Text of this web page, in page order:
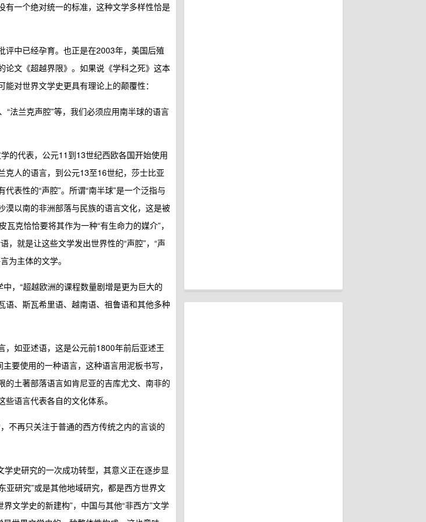
有一个绝对统一的标准，这种文学多样性恰是
评中已经孕育。也正是在2003年，美国后殖
论文《超越界限》。如果说《学科之死》这本
对世界文学史更具有理论上的颠覆性：
“法兰克声腔”等，我们必须应用南半球的语言
的代表，公元11到13世纪西欧各国开始使用
克人的语言，到公元13至16世纪，莎士比亚
表性的“声腔”。所谓“南半球”是一个泛指与
漠以南的非洲部落与民族的语言文化，这是被
克恰恰要将其作为一种“有生命力的媒介”，
，就是让这些文学发出世界性的“声腔”，“声
为主体的文学。
，“超越欧洲的课程数量剧增是更为巨大的
语、斯瓦希里语、越南语、祖鲁语和其他多种
，如亚述语，这是公元前1800年前后亚述王
要使用的一种语言，这种语言用泥板书写，
土著部落语言如肯尼亚的吉库尤文、南非的
语言代表各自的文化体系。
不再只关注于普通的西方传统之内的言谈的
史研究的一次成功转型，其意义正在逐步显
亚研究”或是其他地域研究，都是西方世界文
文学史的新建构”，中国与其他“非西方”文学